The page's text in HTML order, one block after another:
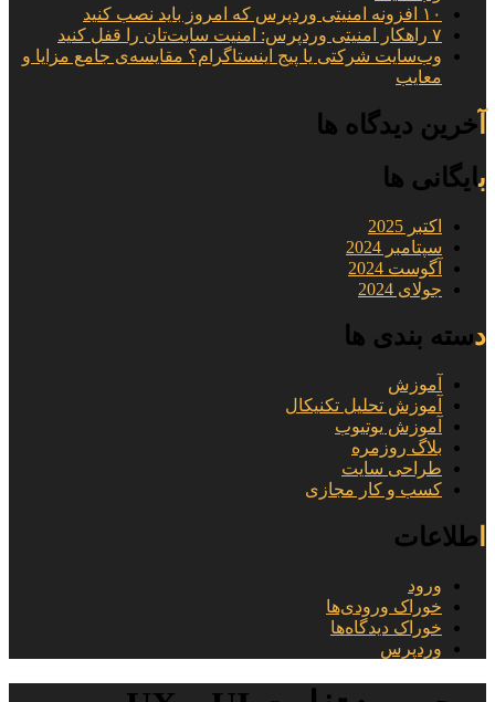
۱۰ افزونه امنیتی وردپرس که امروز باید نصب کنید
۷ راهکار امنیتی وردپرس: امنیت سایت‌تان را قفل کنید
وب‌سایت شرکتی یا پیج اینستاگرام؟ مقایسه‌ی جامع مزایا و
معایب
آخرین دیدگاه ها
بایگانی ها
اکتبر 2025
سپتامبر 2024
آگوست 2024
جولای 2024
دسته بندی ها
آموزش
آموزش تحلیل تکنیکال
آموزش یوتیوب
بلاگ روزمره
طراحی سایت
کسب و کار مجازی
اطلاعات
ورود
خوراک ورودی‌ها
خوراک دیدگاه‌ها
وردپرس